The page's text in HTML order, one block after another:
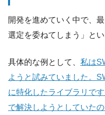
開発を進めていく中で、
選定を委ねてしまう」とい
具体的な例として、 私は
ようと試みていました。
に特化したライブラリで
で解決しようとしていた